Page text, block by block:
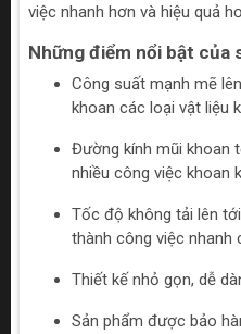
việc nhanh hơn và hiệu quả
Những điểm nổi bật của
Công suất mạnh mẽ
khoan các loại vật liệu
Đường kính mũi khoan
nhiều công việc khoan
Tốc độ không tải lên
thành công việc nhanh
Thiết kế nhỏ gọn, dễ
Sản phẩm được bảo